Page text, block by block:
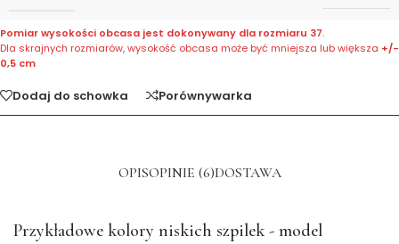
Pomiar wysokości obcasa jest dokonywany dla rozmiaru 37.
Dla skrajnych rozmiarów, wysokość obcasa może być mniejsza lub większa +/-
0,5 cm
Dodaj do schowka Porównywarka
OPISOPINIE (6)DOSTAWA
Przykładowe kolory niskich szpilek - model